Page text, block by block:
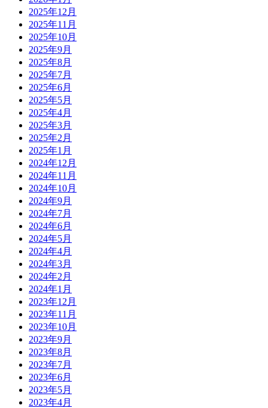
2025年12月
2025年11月
2025年10月
2025年9月
2025年8月
2025年7月
2025年6月
2025年5月
2025年4月
2025年3月
2025年2月
2025年1月
2024年12月
2024年11月
2024年10月
2024年9月
2024年7月
2024年6月
2024年5月
2024年4月
2024年3月
2024年2月
2024年1月
2023年12月
2023年11月
2023年10月
2023年9月
2023年8月
2023年7月
2023年6月
2023年5月
2023年4月